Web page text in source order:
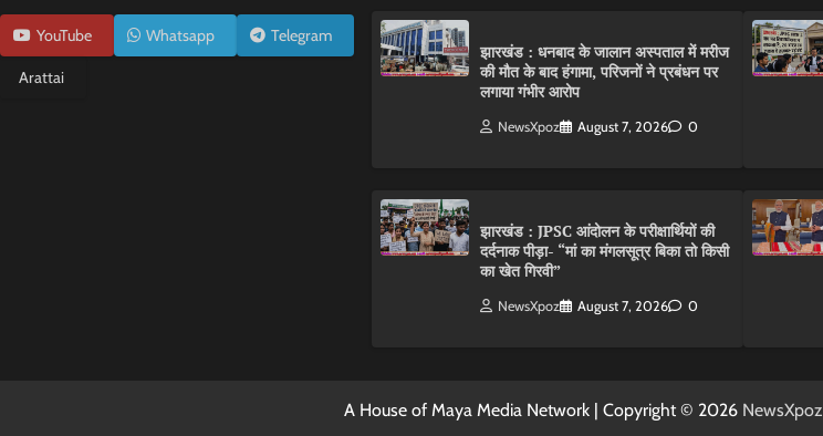
YouTube Whatsapp Telegram
Arattai
झारखंड : धनबाद के जालान अस्पताल में मरीज
की मौत के बाद हंगामा, परिजनों ने प्रबंधन पर
लगाया गंभीर आरोप
NewsXpoz August 7, 2026 0
झारखंड : JPSC आंदोलन के परीक्षार्थियों की
दर्दनाक पीड़ा- “मां का मंगलसूत्र बिका तो किसी
का खेत गिरवी”
NewsXpoz August 7, 2026 0
A House of Maya Media Network | Copyright © 2026 NewsXpoz